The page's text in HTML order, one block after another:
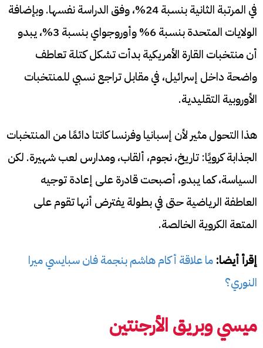
في المرتبة الثانية بنسبة 24%، وفق الدراسة نفسها. وبإضافة
الولايات المتحدة بنسبة 6% وأوروجواي بنسبة 3%، يبدو
أن منتخبات القارة الأمريكية بدأت تشكل كتلة تعاطف
واضحة داخل إسرائيل، في مقابل تراجع نسبي للمنتخبات
الأوروبية التقليدية.
هذا التحول مثير لأن إسبانيا وفرنسا كانتا دائمًا من المنتخبات
الجذابة كرويًا: تاريخ، نجوم، ألقاب، ومدارس لعب شهيرة. لكن
السياسة، كما يبدو، أصبحت قادرة على إعادة توجيه
العاطفة الرياضية حتى في بطولة يفترض أنها تقوم على
المتعة الكروية الخالصة.
إقرأ أيضا: ما علاقة أكام هاشم بنجمة فان سبايسي ميرا
النوري؟
ميسي وبريق الأرجنتين